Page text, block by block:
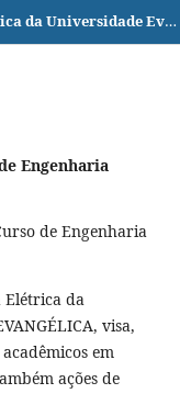
Anais do Curso de Engenharia Elétrica da Universidade Evangélica de Goiás - UniEVANGÉLICA
Engenharia
Elétrica da
visa,
em
ações de